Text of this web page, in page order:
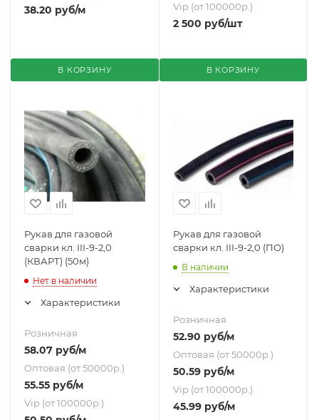
38.20 руб/м
В КОРЗИНУ
Vip (от 100000р.)
2 500 руб/шт
В КОРЗИНУ
Рукав для газовой
сварки кл. III-9-2,0
(КВАРТ) (50м)
Нет в наличии
Характеристики
Розничная
58.07 руб/м
Оптовая (от 50000р.)
55.55 руб/м
Vip (от 100000р.)
Рукав для газовой
сварки кл. III-9-2,0 (ПО)
В наличии
Характеристики
Розничная
52.90 руб/м
Оптовая (от 50000р.)
50.59руб/м
Vip (от 100000р.)
45.99руб/м